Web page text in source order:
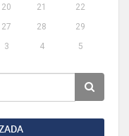
20 21
22
27 28
29
3 4 5